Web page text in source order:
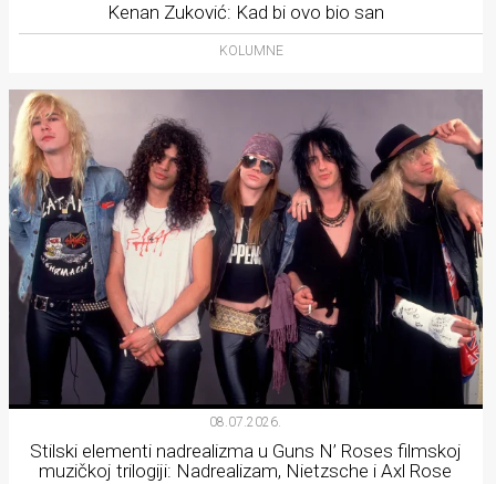
Kenan Zuković: Kad bi ovo bio san
KOLUMNE
08.07.2026.
Stilski elementi nadrealizma u Guns N’ Roses filmskoj
muzičkoj trilogiji: Nadrealizam, Nietzsche i Axl Rose